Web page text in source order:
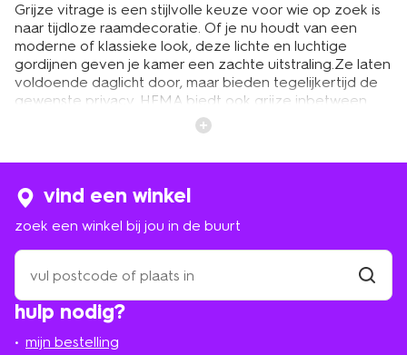
Grijze vitrage is een stijlvolle keuze voor wie op zoek is
naar tijdloze raamdecoratie. Of je nu houdt van een
moderne of klassieke look, deze lichte en luchtige
gordijnen geven je kamer een zachte uitstraling.Ze laten
voldoende daglicht door, maar bieden tegelijkertijd de
gewenste privacy. HEMA biedt ook grijze inbetween
aan, die net iets meer structuur en body
hebben. Zo creëer je een sfeervolle en gezellige ruimte
perfect past bij jouw ramen.
grijze vitrage op maat laten maken
Het fijne aan grijze vitrage is dat je het eenvoudig
combineert met andere raambekleding. Je kunt kiezen
uit verschillende tinten grijs, zoals lichtgrijs en
middengrijs, zodat er altijd een passende optie is voor
hulp nodig?
mijn bestelling
vind een winkel
zoek een winkel bij jou in de buurt
zoek
een
winkel
bij
in